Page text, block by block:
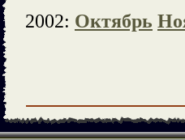
2002: Октябрь